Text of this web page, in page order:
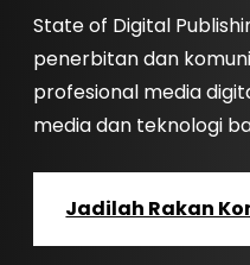
State of Digital
penerbitan dan
profesional media
media dan teknologi
Jadilah Rakan